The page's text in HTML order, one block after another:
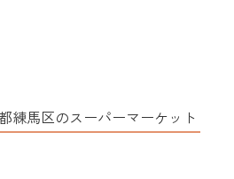
練馬区のスーパーマーケット